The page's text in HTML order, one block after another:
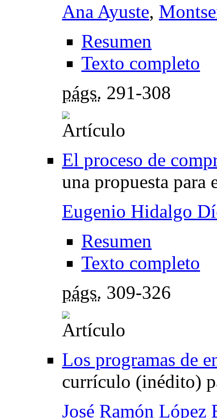
Ana Ayuste,
Resumen
Texto completo
págs. 291-308
El proceso de
una propuesta para
Eugenio Hidalgo
Resumen
Texto completo
págs. 309-326
Los programas de
currículo (inédito)
José Ramón López